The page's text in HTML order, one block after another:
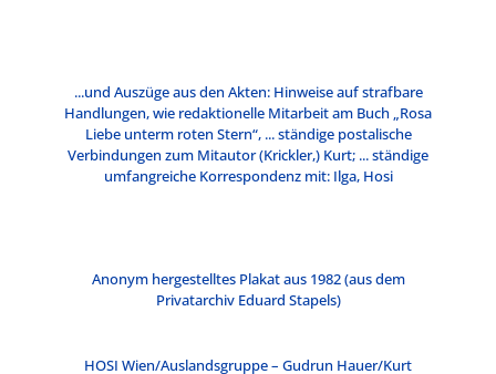
...und Auszüge aus den Akten: Hinweise auf strafbare
Handlungen, wie redaktionelle Mitarbeit am Buch „Rosa
Liebe unterm roten Stern“, ... ständige postalische
Verbindungen zum Mitautor (Krickler,) Kurt; ... ständige
umfangreiche Korrespondenz mit: Ilga, Hosi
Anonym hergestelltes Plakat aus 1982 (aus dem
Privatarchiv Eduard Stapels)
HOSI Wien/Auslandsgruppe – Gudrun Hauer/Kurt